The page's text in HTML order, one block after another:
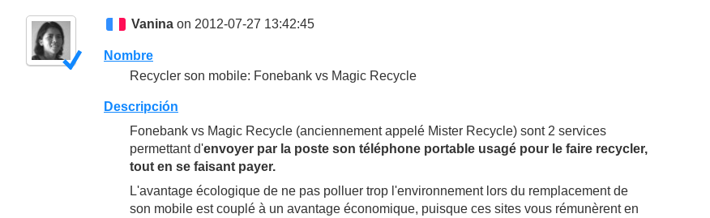
Vanina on 2012-07-27 13:42:45
Nombre
Recycler son mobile: Fonebank vs Magic Recycle
Descripción
Fonebank vs Magic Recycle (anciennement appelé Mister Recycle) sont 2 services
permettant d'envoyer par la poste son téléphone portable usagé pour le faire recycler,
tout en se faisant payer.
L'avantage écologique de ne pas polluer trop l'environnement lors du remplacement de
son mobile est couplé à un avantage économique, puisque ces sites vous rémunèrent en